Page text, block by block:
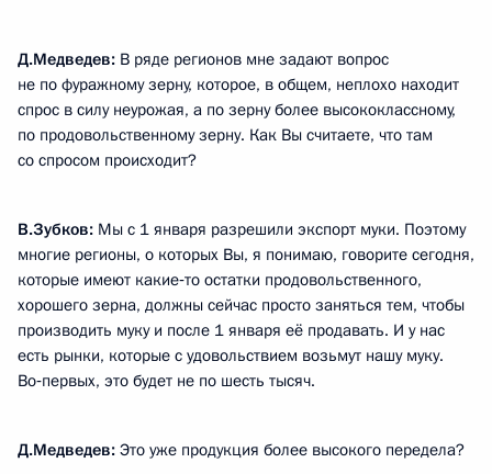
Д.Медведев: В ряде регионов мне задают вопрос
не по фуражному зерну, которое, в общем, неплохо находит
спрос в силу неурожая, а по зерну более высококлассному,
по продовольственному зерну. Как Вы считаете, что там
со спросом происходит?
В.Зубков: Мы с 1 января разрешили экспорт муки. Поэтому
многие регионы, о которых Вы, я понимаю, говорите сегодня,
которые имеют какие‑то остатки продовольственного,
хорошего зерна, должны сейчас просто заняться тем, чтобы
производить муку и после 1 января её продавать. И у нас
есть рынки, которые с удовольствием возьмут нашу муку.
Во‑первых, это будет не по шесть тысяч.
Д.Медведев: Это уже продукция более высокого передела?